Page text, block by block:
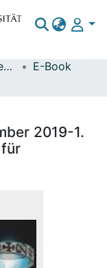
Elektronische Pflichtexemplare
E-Book
2019-1.